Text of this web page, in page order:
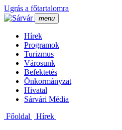
Ugrás a főtartalomra
menu
Hí­rek
Programok
Turizmus
Városunk
Befektetés
Önkormányzat
Hivatal
Sárvári Média
Főoldal
Hí­rek